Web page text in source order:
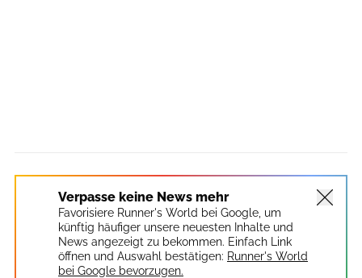
Verpasse keine News mehr
Favorisiere Runner's World bei Google, um
künftig häufiger unsere neuesten Inhalte und
News angezeigt zu bekommen. Einfach Link
öffnen und Auswahl bestätigen: Runner's World
bei Google bevorzugen.